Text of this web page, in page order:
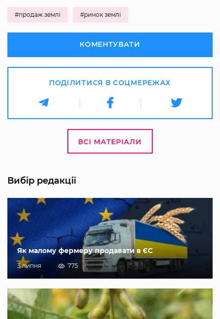
#продаж землі #ринок землі
КОМЕНТУВАТИ
ПОДІЛИТИСЯ В СОЦМЕРЕЖАХ
ВСІ МАТЕРІАЛИ
Вибір редакції
Як малому фермеру продавати в ЄС
3 липня 775